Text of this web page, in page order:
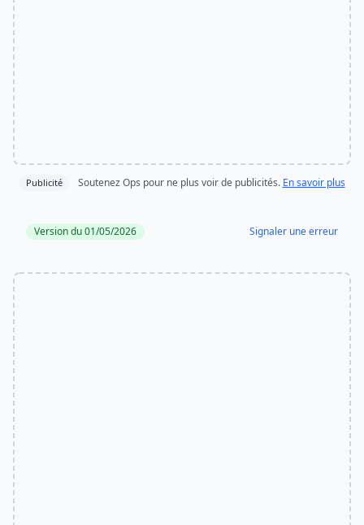
Publicité Soutenez Ops pour ne plus voir de publicités. En savoir plus
Version du 01/05/2026 Signaler une erreur